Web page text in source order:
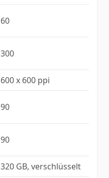
60
300
600 x 600 ppi
90
90
320 GB, verschlüsselt